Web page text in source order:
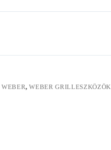
WEBER,WEBER GRILLESZKÖZÖK